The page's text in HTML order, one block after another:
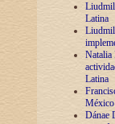
Latina
Natalia
Latina
México
Dánae